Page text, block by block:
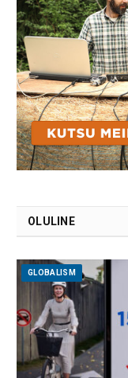
OLULINE
GLOBALISM